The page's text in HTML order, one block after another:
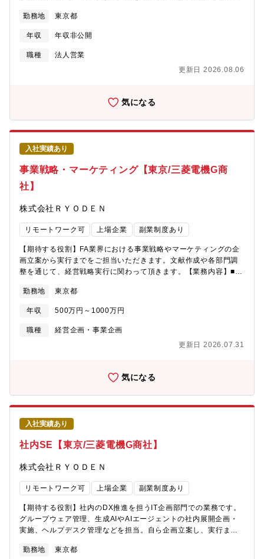
ン、冷凍機など）の仕様提案・見積作成・納期管理■設計事務所・
エンドユーザーへのプレゼン・スペックイン活動■IoT／センシン
グ／エネマネを組み込んだ空間全体の最適化提案■他事業部（FA・
ICT）との連携による総合提案【同社について】・三菱電機グルー
場、売上高2,590億円を誇る企業です。・1947年創業、三菱電機
で安定した業績を保っています。※主要取引；三菱電機/パナソニ
ック/アイシン/三菱電機住環境システムズ/シチズンマシナリー/高
砂熱学工業/サンケン電気等・冷熱システム事業、ビルシステム事
業、エレクトロニクス事業、FAシステム事業の4つのコア事業に加
えてスマートアグリ事業、ヘルスケア事業、ICT事業という新分野
にドメインを広げ、同社だからこそできるチャレンジを展開して
おります。・毎年多くのキャリア採用の方が入社されており、社
風も自由闊達で、自由な意見交換可能、1人1人に裁量権が与えら
れる環境で、パソナから入社実績のある企業です。
勤務地 東京都
年収 年収非公開
職種
法人営業
更新日 2026.08.06
気になる
入社実績あり
事業戦略・マーケティング【東京/三菱電機G商
社】
株式会社ＲＹＯＤＥＮ
リモートワーク可 上場企業 副業制度あり
【期待する役割】FA業界における事業戦略やマーケティングの企
画立案から実行までをご担当いただきます。文献作成や各部門調
整を通じて、経営戦略実行に関わって頂きます。【業務内容】■FA
の開発やエリアの開発等)■経営層への報告資料の作成 ・関係部門
との調整・タスク管理※国内出張:案件により２～３回/月目安。海
外案件に関しては英語スキルに応じてお任せをいたします。【本
ポジションの魅力】FA業界での営業経験を活かし、マーケティン
す。専門性の高い財務分析等は各部署と連携して進めるため、未
て、適性に応じて海外案件も担当いただく予定です。在宅勤務や
フレックス制度も導入しており、働きやすい環境でキャリアアッ
プを目指していただけます。【配属組織】事業戦略統括部 戦略
企画部(5名)【同社について】・三菱電機グループ、国内最大手の
エレクトロニクス専門技術商社でプライム上場、売上高2,590億円
を誇る企業です。・1947年創業、三菱電機グループで取扱い商材
も半導体、FA・施設、通信等と多数あるので安定した業績を保っ
ています。※主要取引；三菱電機/パナソニック/アイシン/三菱電
機住環境システムズ/シチズンマシナリー/高砂熱学工業/サンケン
電気等・冷熱システム事業、ビルシステム事業、エレクトロニク
ス事業、FAシステム事業の4つのコア事業に加えてスマートアグリ
事業、ヘルスケア事業、ICT事業という新分野にドメインを広げ、
同社だからこそできるチャレンジを展開しております。・毎年多
くのキャリア採用の方が入社されており、社風も自由闊達で、自
由な意見交換可能、1人1人に裁量権が与えられる環境で、パソナ
勤務地 東京都
年収 500万円～1000万円
職種
経営企画・事業企画
更新日 2026.07.31
気になる
入社実績あり
社内SE【東京/三菱電機G商社】
株式会社ＲＹＯＤＥＮ
リモートワーク可 上場企業 副業制度あり
【期待する役割】社内のDX推進を担うIT企画部門での業務です。
グループウェア管理、生成AIやAIエージェントの社内展開企画・
実施、ヘルプデスク管理などを担当。自ら企画立案し、実行まで
の管理・運用■生成AIやAIエージェントの社内浸透に向けた企画立
勤務地 東京都